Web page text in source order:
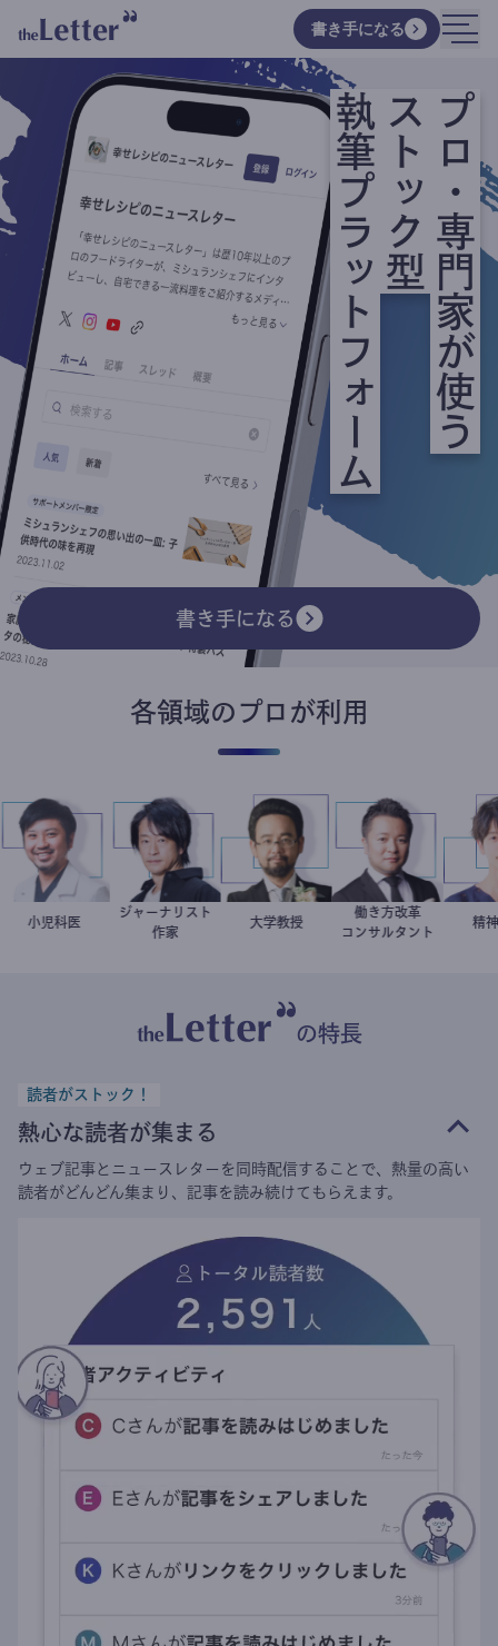
書き手になる
プロ・専門家が使う
ストック型
執筆プラットフォーム
書き手になる
各領域のプロが利用
今西洋介
小児科医 鈴木エイト
ジャーナリスト
作家
金谷一朗
大学教授 新田龍
働き方改革
コンサルタント
の特長
読者がストック！
熱心な読者が集まる
ウェブ記事とニュースレターを同時配信することで、熱量の高い
読者がどんどん集まり、記事を読み続けてもらえます。